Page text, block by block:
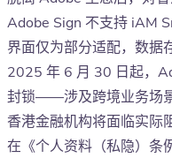
Adobe Sign 不支持 iAM
界面仅为部分适配，数据
2025 年 6 月 30 日起，
封锁——涉及跨境业务场
香港金融机构将面临实际
在《个人资料（私隐）条